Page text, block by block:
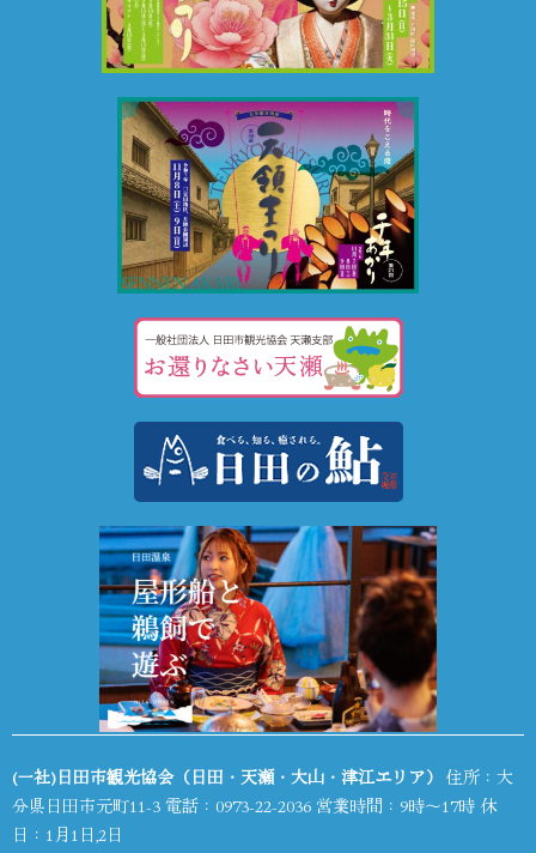
(一社)日田市観光協会（日田・天瀬・大山・津江エリア） 住所：大
分県日田市元町11-3 電話： 0973-22-2036 営業時間：9時～17時 休
日：1月1日,2日